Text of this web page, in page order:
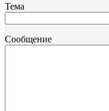
Тема
Сообщение